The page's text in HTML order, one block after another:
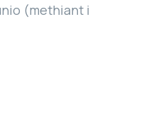
(methiant i